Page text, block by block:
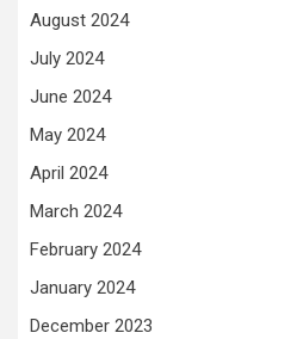
August 2024
July 2024
June 2024
May 2024
April 2024
March 2024
February 2024
January 2024
December 2023